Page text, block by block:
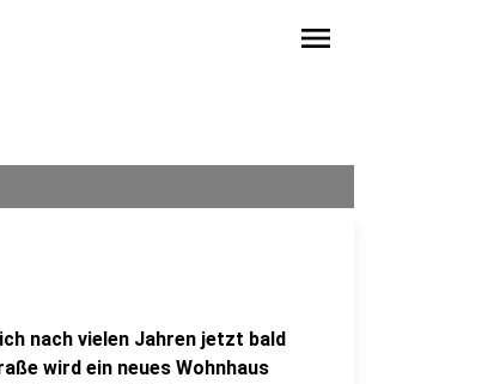
menu
nach vielen Jahren jetzt bald
wird ein neues Wohnhaus